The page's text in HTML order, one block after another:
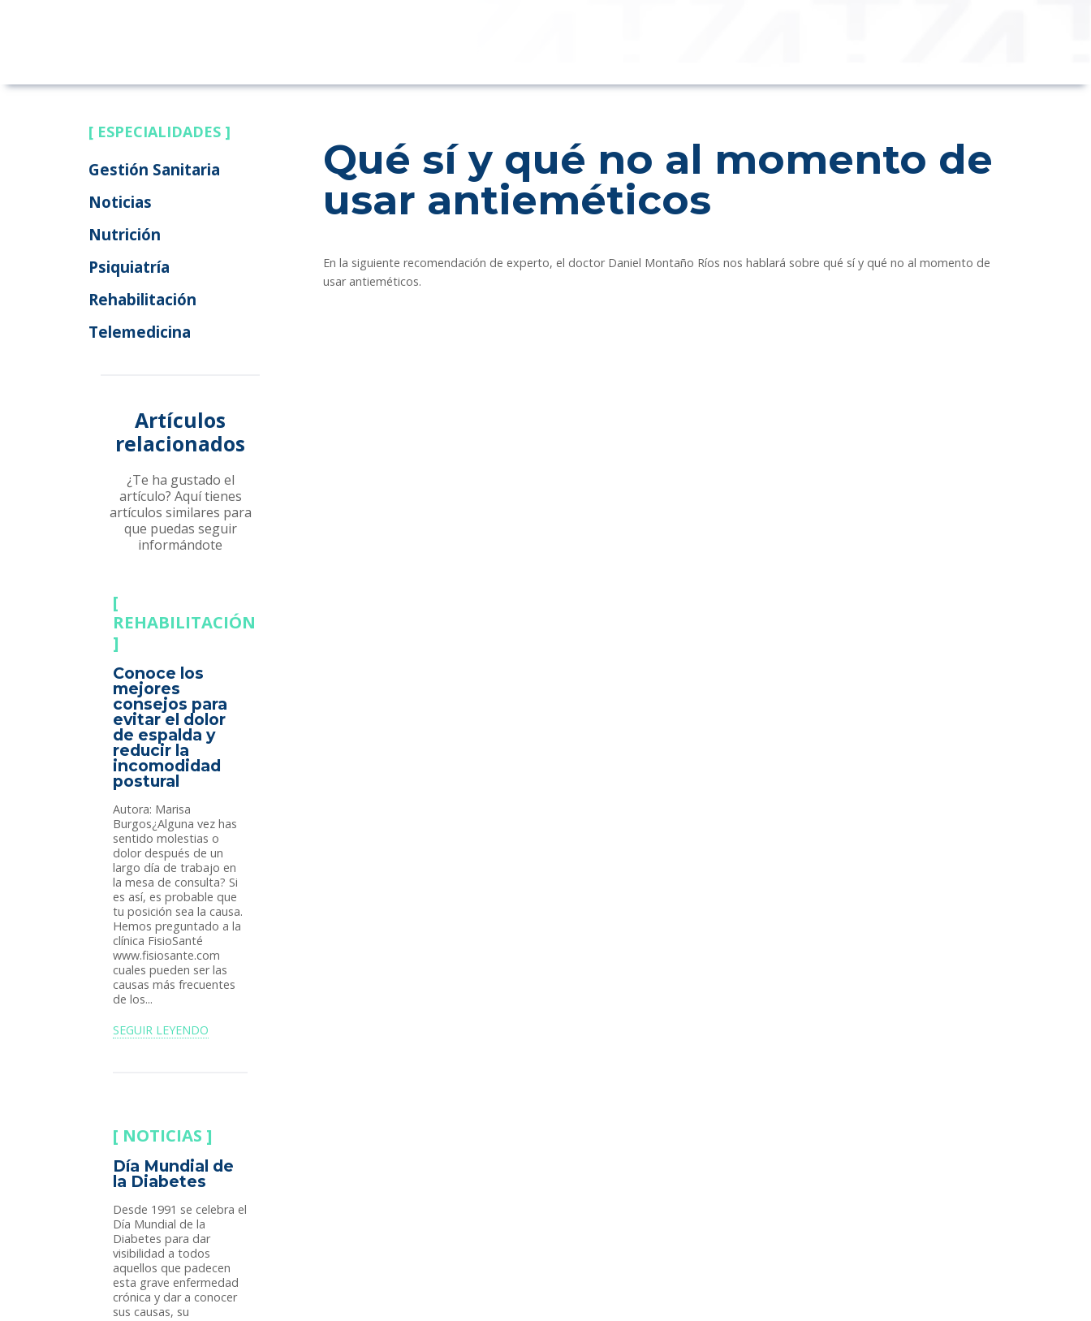
[ ESPECIALIDADES ]
Gestión Sanitaria
Noticias
Nutrición
Psiquiatría
Rehabilitación
Telemedicina
Artículos
relacionados
¿Te ha gustado el
artículo? Aquí tienes
artículos similares para
que puedas seguir
informándote
REHABILITACIÓN
Conoce los
mejores
consejos para
evitar el dolor
de espalda y
reducir la
incomodidad
postural
Autora: Marisa
Burgos¿Alguna vez has
sentido molestias o
dolor después de un
largo día de trabajo en
la mesa de consulta? Si
es así, es probable que
tu posición sea la causa.
Hemos preguntado a la
clínica FisioSanté
www.fisiosante.com
cuales pueden ser las
causas más frecuentes
de los...
SEGUIR LEYENDO
NOTICIAS
Día Mundial de
la Diabetes
Desde 1991 se celebra el
Día Mundial de la
Diabetes para dar
visibilidad a todos
aquellos que padecen
esta grave enfermedad
crónica y dar a conocer
sus causas, su
Qué sí y qué no al momento de
usar antieméticos
En la siguiente recomendación de experto, el doctor Daniel Montaño Ríos nos hablará sobre qué sí y qué no al momento de
usar antieméticos.